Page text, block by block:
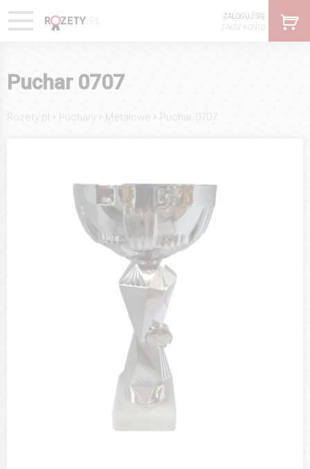
ZALOGUJ SIĘ
ZAŁÓŻ KONTO
Puchar 0707
Rozety.pl › Puchary › Metalowe › Puchar 0707